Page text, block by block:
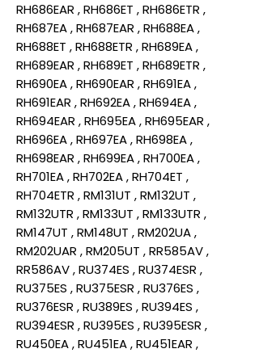
RH686EAR , RH686ET , RH686ETR ,
RH687EA , RH687EAR , RH688EA ,
RH688ET , RH688ETR , RH689EA ,
RH689EAR , RH689ET , RH689ETR ,
RH690EA , RH690EAR , RH691EA ,
RH691EAR , RH692EA , RH694EA ,
RH694EAR , RH695EA , RH695EAR ,
RH696EA , RH697EA , RH698EA ,
RH698EAR , RH699EA , RH700EA ,
RH701EA , RH702EA , RH704ET ,
RH704ETR , RM131UT , RM132UT ,
RM132UTR , RM133UT , RM133UTR ,
RM147UT , RM148UT , RM202UA ,
RM202UAR , RM205UT , RR585AV ,
RR586AV , RU374ES , RU374ESR ,
RU375ES , RU375ESR , RU376ES ,
RU376ESR , RU389ES , RU394ES ,
RU394ESR , RU395ES , RU395ESR ,
RU450EA , RU451EA , RU451EAR ,